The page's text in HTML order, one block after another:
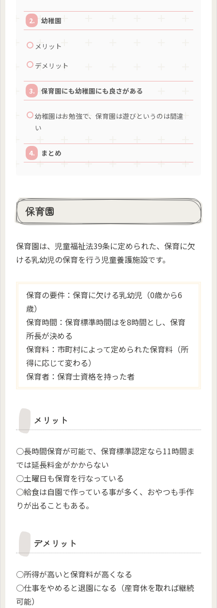
幼稚園
メリット
デメリット
保育園にも幼稚園にも良さがある
幼稚園はお勉強で、保育園は遊びというのは間違
い
まとめ
保育園
保育園は、児童福祉法39条に定められた、保育に欠
ける乳幼児の保育を行う児童養護施設です。
保育の要件：保育に欠ける乳幼児（0歳から6
歳）
保育時間：保育標準時間はを8時間とし、保育
所長が決める
保育料：市町村によって定められた保育料（所
得に応じて変わる）
保育者：保育士資格を持った者
メリット
○長時間保育が可能で、保育標準認定なら11時間ま
では延長料金がかからない
○土曜日も保育を行なっている
○給食は自園で作っている事が多く、おやつも手作
りが出ることもある。
デメリット
○所得が高いと保育料が高くなる
○仕事をやめると退園になる（産育休を取れば継続
可能）